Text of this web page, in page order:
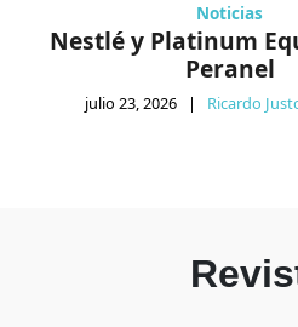
Noticias
Nestlé y Platinum
Peranel
julio 23, 2026 | Ricardo